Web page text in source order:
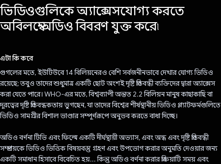
ভিডিওগুলিকে অ্যাক্সেসযোগ্য করতে
অবিলম্বে অডিও বিবরণ যুক্ত করে৷
এটা কি করে
গুগলের মতে, ইউটিউবে 14 বিলিয়নেরও বেশি সর্বজনীনভাবে দেখার যোগ্য ভিডিও
রয়েছে; তবুও তাদের শুধুমাত্র একটি ছোট অংশই দৃষ্টি প্রতিবন্ধী ব্যক্তিদের দ্বারা অ্যাক্সেস
করা যেতে পারে। WHO-এর মতে, বিশ্বব্যাপী অন্তত 2.2 বিলিয়ন মানুষ কাছাকাছি বা
দূরত্বের দৃষ্টি প্রতিবন্ধকতায় ভুগছেন, যা তাদের বিশ্বের শীর্ষস্থানীয় ভিডিও প্ল্যাটফর্মগুলিতে
ভিডিও সামগ্রীর বিশাল ভাণ্ডার সম্পূর্ণরূপে অনুভব করতে বাধা দিচ্ছে।
অডিও বর্ণনা টিভি এবং ফিল্মে একটি দীর্ঘস্থায়ী অভ্যাস, এবং অন্ধ এবং দৃষ্টি প্রতিবন্ধী
সম্প্রদায়কে ভিডিও ভিত্তিক বিষয়বস্তু গ্রহণ এবং উপভোগ করার অনুমতি দেওয়ার জন্য
একটি সমাধান হিসাবে বিবেচিত হয়... কিন্তু অডিও বর্ণনা করার প্রক্রিয়াটি সময় এবং